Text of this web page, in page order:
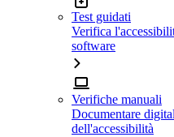
Test guidati
Verifica
software
Verifiche manuali
Documentare
dell'accessibilità